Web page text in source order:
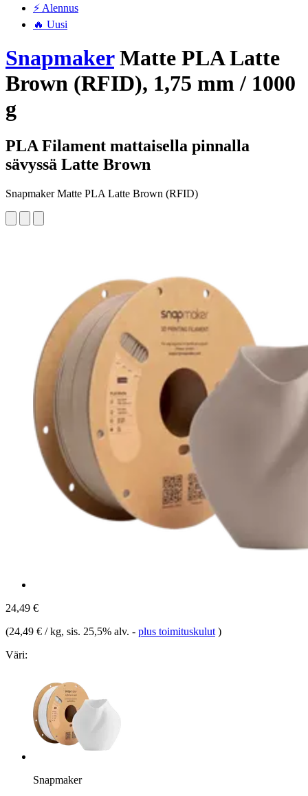
⚡ Alennus
🔥 Uusi
SnapmakerMatte PLA Latte
Brown (RFID), 1,75 mm / 1000
g
PLA Filament mattaisella pinnalla
sävyssä Latte Brown
Snapmaker Matte PLA Latte Brown (RFID)
24,49 €
(24,49 € / kg, sis. 25,5% alv. - plus toimituskulut )
Väri:
Snapmaker